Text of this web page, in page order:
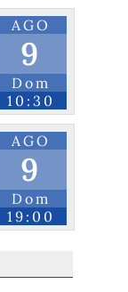
AGO
9
Dom
10:30
AGO
9
Dom
19:00